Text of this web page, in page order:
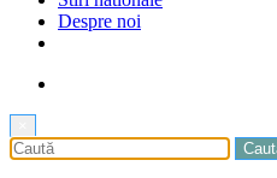
Despre noi